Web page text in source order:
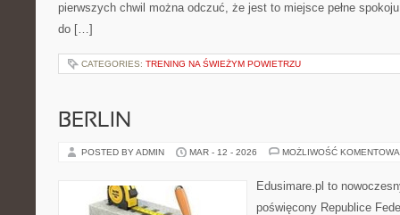
pierwszych chwil można odczuć, że jest to miejsce pełne
do […]
CATEGORIES: TRENING NA ŚWIEŻYM POWIETRZU
BERLIN
POSTED BY ADMIN MAR - 12 - 2026 MOŻLIWOŚĆ
Edusimare.pl to
poświęcony Republice